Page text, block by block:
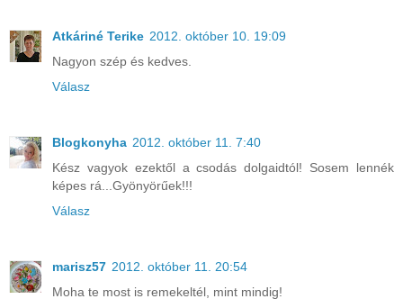
Atkáriné Terike 2012. október 10. 19:09
Nagyon szép és kedves.
Válasz
Blogkonyha 2012. október 11. 7:40
Kész vagyok ezektől a csodás dolgaidtól! Sosem lennék
képes rá...Gyönyörűek!!!
Válasz
marisz57 2012. október 11. 20:54
Moha te most is remekeltél, mint mindig!